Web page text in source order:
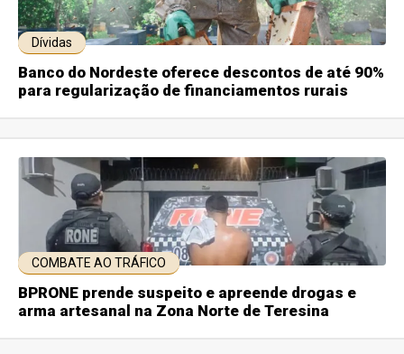
Dívidas
Banco do Nordeste oferece descontos de até 90%
para regularização de financiamentos rurais
COMBATE AO TRÁFICO
BPRONE prende suspeito e apreende drogas e
arma artesanal na Zona Norte de Teresina